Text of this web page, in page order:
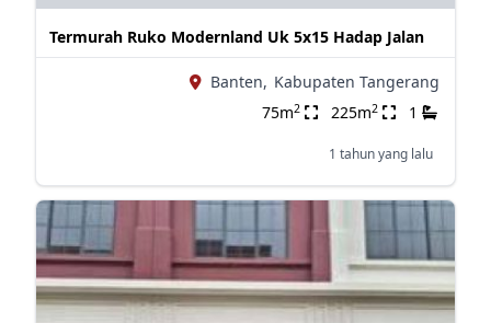
Termurah Ruko Modernland Uk 5x15 Hadap Jalan
Banten, Kabupaten Tangerang
75m2 225m2 1
1 tahun yang lalu